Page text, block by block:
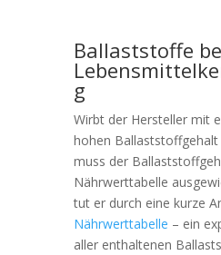
Ballaststoffe
g
Wirbt der Hersteller mit
hohen
muss der
Nährwerttabelle
tut er durch eine kurze
Nährwerttabelle – ein
aller enthaltenen